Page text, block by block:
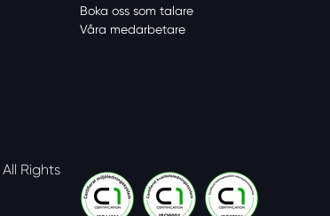
Boka oss som talare
Våra medarbetare
All Rights